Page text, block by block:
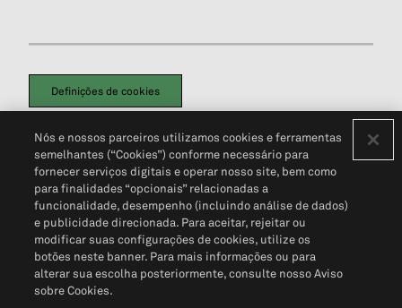
Definições de cookies
Política de PrivacidadePortal de privacidade do cliente (em inglês)
Não Venda Minhas Informações Pessoais© 2026 S&P Global
Nós e nossos parceiros utilizamos cookies e ferramentas
semelhantes (“Cookies”) conforme necessário para
fornecer serviços digitais e operar nosso site, bem como
para finalidades “opcionais” relacionadas a
funcionalidade, desempenho (incluindo análise de dados)
e publicidade direcionada. Para aceitar, rejeitar ou
modificar suas configurações de cookies, utilize os
botões neste banner. Para mais informações ou para
alterar sua escolha posteriormente, consulte nosso Aviso
sobre Cookies.